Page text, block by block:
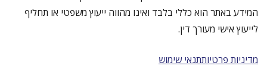
המידע באתר הוא כללי בלבד ואינו מהווה ייעוץ משפטי או תחליף
לייעוץ אישי מעורך דין.
מדיניות פרטיותתנאי שימוש